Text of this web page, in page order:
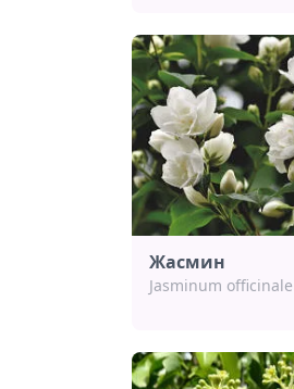
Жасмин
Jasminum officinale